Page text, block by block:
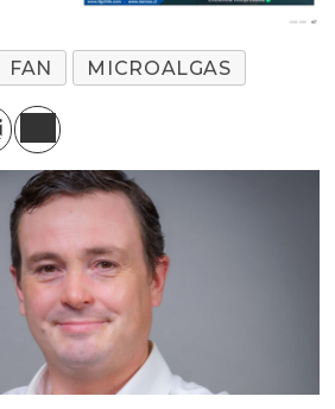
FAN MICROALGAS